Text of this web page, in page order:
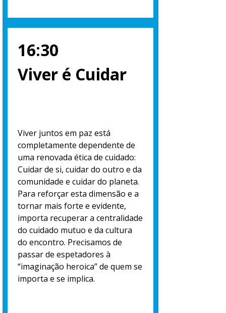
16:30
Viver é Cuidar
Viver juntos em paz está
completamente dependente de
uma renovada ética de cuidado:
Cuidar de si, cuidar do outro e da
comunidade e cuidar do planeta.
Para reforçar esta dimensão e a
tornar mais forte e evidente,
importa recuperar a centralidade
do cuidado mutuo e da cultura
do encontro. Precisamos de
passar de espetadores à
“imaginação heroica” de quem se
importa e se implica.